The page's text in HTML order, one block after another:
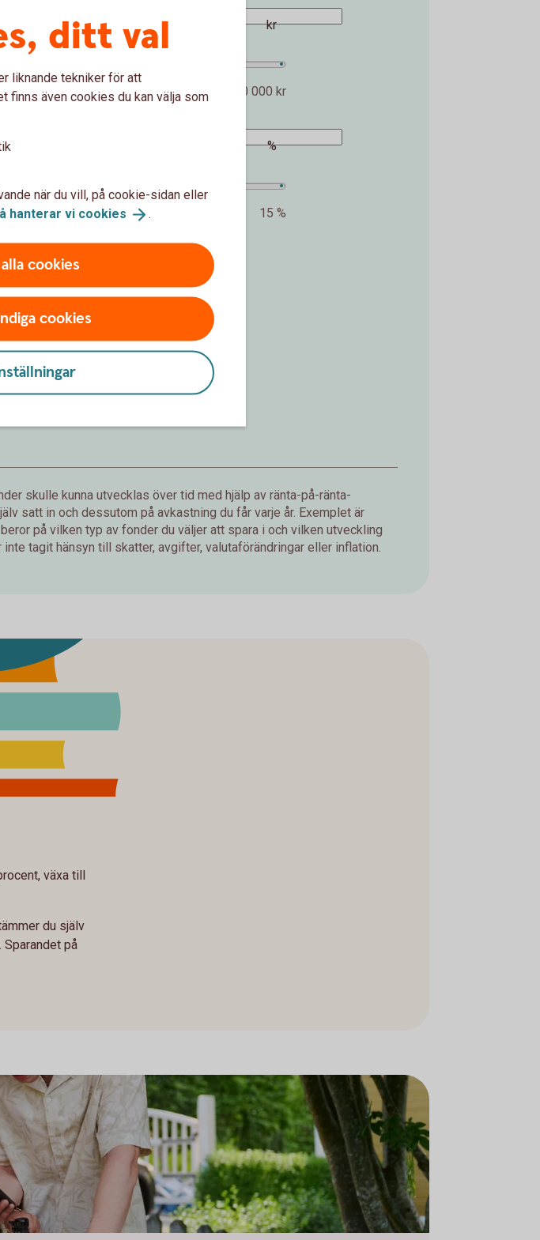
2 000 000 kr
kr
15 %
%
om 10 år
kr
Förväntad avkastning är +52 019 kr.
månadsspara
skulle kunna utvecklas över tid med hjälp av ränta-på-ränta-
satt in och dessutom på avkastning du får varje år. Exemplet är
på vilken typ av fonder du väljer att spara i och vilken utveckling
tagit hänsyn till skatter, avgifter, valutaförändringar eller inflation.
växa till
du själv
på
ditt val
liknande tekniker för att
finns även cookies du kan välja som
när du vill, på cookie-sidan eller
hanterar vi cookies .
cookies
cookies